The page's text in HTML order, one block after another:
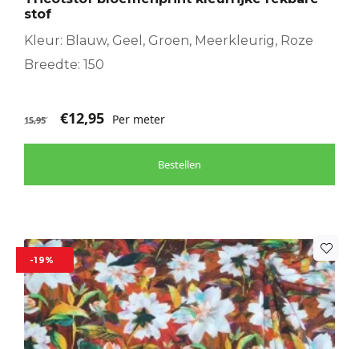
stof
Kleur: Blauw, Geel, Groen, Meerkleurig, Roze
Breedte: 150
15,95 €12,95 Per meter
Bestellen
-19%